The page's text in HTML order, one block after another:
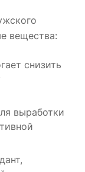
вещества:
снизить
выработки